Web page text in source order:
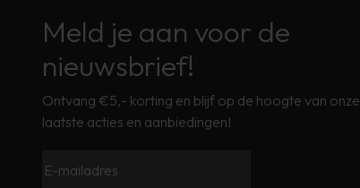
Meld je aan voor de
nieuwsbrief!
Ontvang €5,- korting en blijf op de hoogte van onze
laatste acties en aanbiedingen!